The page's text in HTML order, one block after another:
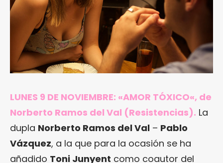
LUNES 9 DE NOVIEMBRE: «AMOR TÓXICO«, de
Norberto Ramos del Val (Resistencias). La
dupla Norberto Ramos del Val – Pablo
Vázquez, a la que para la ocasión se ha
añadido Toni Junyent como coautor del